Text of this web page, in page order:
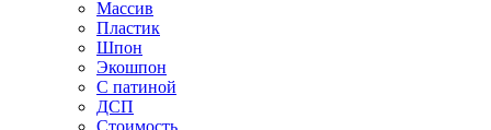
Массив
Пластик
Шпон
Экошпон
С патиной
ДСП
Стоимость